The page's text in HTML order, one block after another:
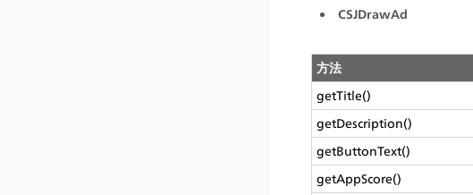
CSJDrawAd
方法
getTitle()
getDescription()
getButtonText()
getAppScore()